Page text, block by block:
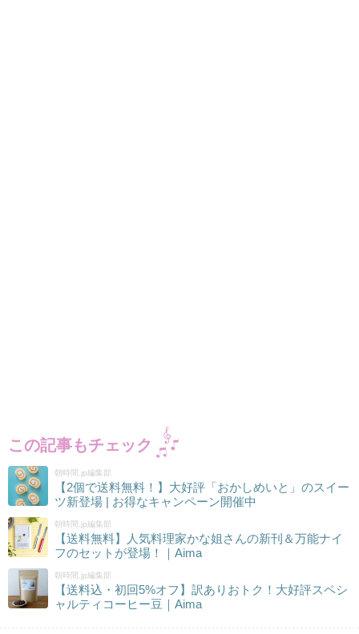
この記事もチェック
朝時間.jp編集部
【2個で送料無料！】大好評「おかしめいと」のスイー
ツ新登場 | お得なキャンペーン開催中
朝時間.jp編集部
【送料無料】人気料理家かな姐さんの新刊＆万能ナイ
フのセットが登場！｜Aima
朝時間.jp編集部
【送料込・初回5%オフ】訳ありおトク！大好評スペシ
ャルティコーヒー豆｜Aima